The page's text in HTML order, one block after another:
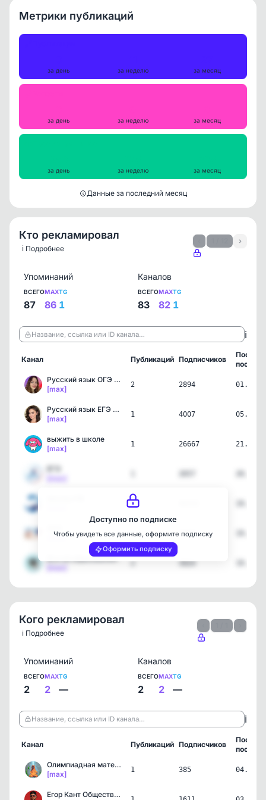
Метрики публикаций
за день за неделю за месяц
за день за неделю за месяц
за день за неделю за месяц
Данные за последний месяц
Кто рекламировал
ℹ️ Подробнее
›
Упоминаний
ВСЕГО
87
MAX
86
TG
1
Каналов
ВСЕГО
83
MAX
82
TG
1
Название, ссылка или ID канала… ℹ️
Канал Публикаций Подписчиков
пост
Русский язык ОГЭ 2026 с …
[max]
2 2894
Русский язык ЕГЭ 2026 | …
[max]
1 4007
выжить в школе
[max]
1 26667
2
[max]
1 4076
Все об образовании
2 3924
Доступно по подписке
Чтобы увидеть все данные, оформите подписку
Оформить подписку
Кого рекламировал
ℹ️ Подробнее
Упоминаний
ВСЕГО
2
MAX
2
TG
—
Каналов
ВСЕГО
2
MAX
2
TG
—
Название, ссылка или ID канала… ℹ️
Канал Публикаций Подписчиков
пост
Олимпиадная математика |…
[max]
1 385
Егор Кант Обществознание…